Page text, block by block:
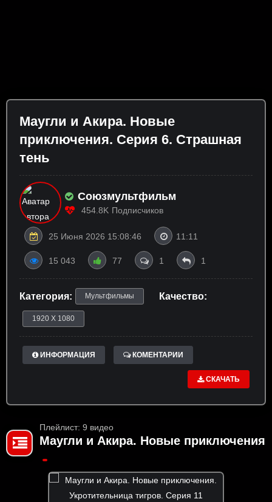
Маугли и Акира. Новые
приключения. Серия 6. Страшная
тень
Союзмультфильм
454.8K Подписчиков
25 Июня 2026 15:08:46 11:11
15 043 77 1 1
Категория: Мультфильмы Качество:
1920 X 1080
ИНФОРМАЦИЯ КОМЕНТАРИИ
СКАЧАТЬ
Плейлист: 9 видео
Маугли и Акира. Новые приключения